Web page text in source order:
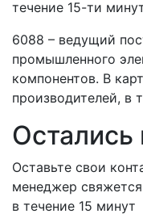
течение 15-ти
6088 – ведущий
промышленного
компонентов. В
производителей, в
Остались
Оставьте свои
менеджер
в течение 15 минут